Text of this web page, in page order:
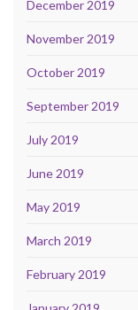
December 2019
November 2019
October 2019
September 2019
July 2019
June 2019
May 2019
March 2019
February 2019